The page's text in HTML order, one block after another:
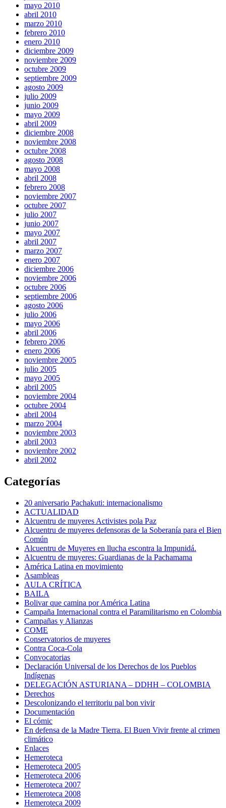
mayo 2010
abril 2010
marzo 2010
febrero 2010
enero 2010
diciembre 2009
noviembre 2009
octubre 2009
septiembre 2009
agosto 2009
julio 2009
junio 2009
mayo 2009
abril 2009
diciembre 2008
noviembre 2008
octubre 2008
agosto 2008
mayo 2008
abril 2008
febrero 2008
noviembre 2007
octubre 2007
julio 2007
junio 2007
mayo 2007
abril 2007
marzo 2007
enero 2007
diciembre 2006
noviembre 2006
octubre 2006
septiembre 2006
agosto 2006
julio 2006
mayo 2006
abril 2006
febrero 2006
enero 2006
noviembre 2005
julio 2005
mayo 2005
abril 2005
noviembre 2004
octubre 2004
abril 2004
marzo 2004
noviembre 2003
abril 2003
noviembre 2002
abril 2002
Categorías
20 aniversario Pachakuti: internacionalismo
ACTUALIDAD
Alcuentru de muyeres Activistes pola Paz
Alcuentru de muyeres defensoras de la Soberanía para el Bien
Común
Alcuentru de Muyeres en llucha escontra la Impunidá.
Alcuentru de muyeres: Guardianas de la Pachamama
América Latina en movimiento
Asambleas
AULA CRÍTICA
BAILA
Bolivar que camina por América Latina
Campaña Internacional contra el Paramilitarismo en Colombia
Campañas y Alianzas
COME
Conservatorios de muyeres
Contra Coca-Cola
Convocatorias
Declaración Universal de los Derechos de los Pueblos
Indígenas
DELEGACIÓN ASTURIANA – DDHH – COLOMBIA
Derechos
Descolonizando el territoriu pal bon vivir
Documentación
El cómic
En defensa de la Madre Tierra. El Buen Vivir frente al crimen
climático
Enlaces
Hemeroteca
Hemeroteca 2005
Hemeroteca 2006
Hemeroteca 2007
Hemeroteca 2008
Hemeroteca 2009